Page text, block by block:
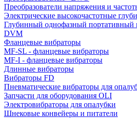
Преобразователи напряжения и
Электрические высокочастотные
Глубинный однофазный портативный
DVM
Фланцевые вибраторы
MF-SL - фланцевые вибраторы
MF-I - фланцевые вибраторы
Длинные вибраторы
Вибраторы FD
Пневматические вибраторы для
Запчасти для оборудования OLI
Электровибраторы для опалубки
Шнековые конвейеры и питатели